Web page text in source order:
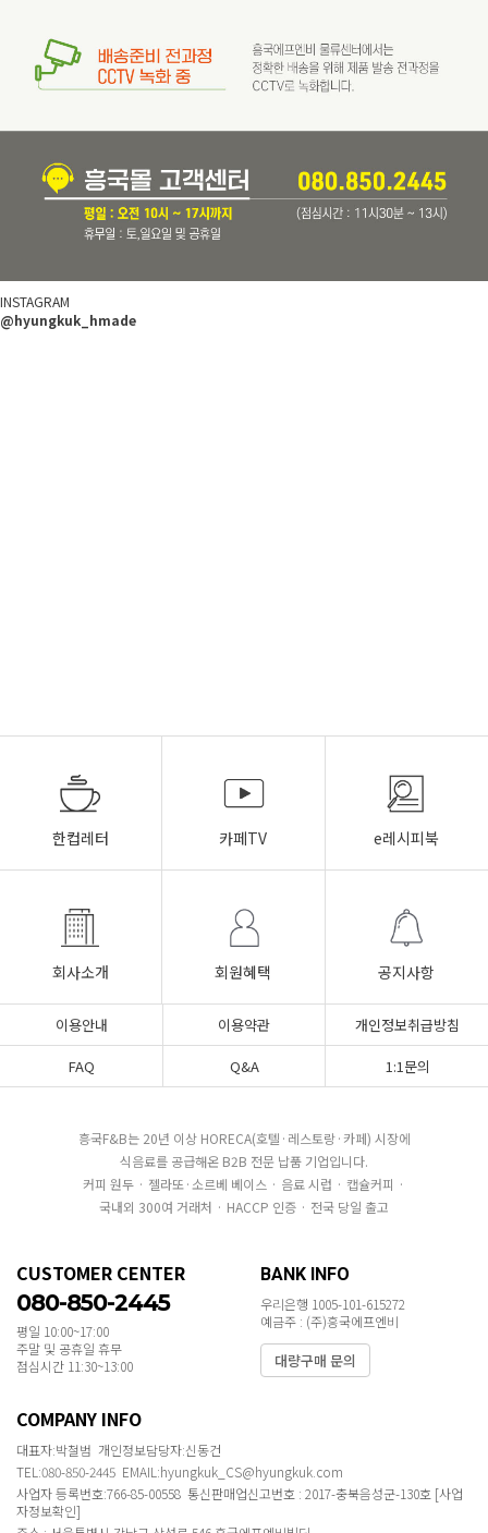
INSTAGRAM
@hyungkuk_hmade
한컵레터 카페TV e레시피북
회사소개 회원혜택 공지사항
이용안내 이용약관
개인정보취급방침
FAQ
Q&A 1:1문의
흥국F&B는 20년 이상 HORECA(호텔·레스토랑·카페) 시장에
식음료를 공급해온 B2B 전문 납품 기업입니다.
커피 원두 · 젤라또·소르베 베이스 · 음료 시럽 · 캡슐커피 ·
국내외 300여 거래처 · HACCP 인증 · 전국 당일 출고
CUSTOMER CENTER
080-850-2445
평일 10:00~17:00
주말 및 공휴일 휴무
점심시간 11:30~13:00
BANK INFO
우리은행 1005-101-615272
예금주 : (주)흥국에프엔비
대량구매 문의
COMPANY INFO
대표자:박철범 개인정보담당자:신동건
TEL:080-850-2445 EMAIL:hyungkuk_CS@hyungkuk.com
사업자 등록번호:766-85-00558 통신판매업신고번호 : 2017-충북음성군-130호 [사업
자정보확인]